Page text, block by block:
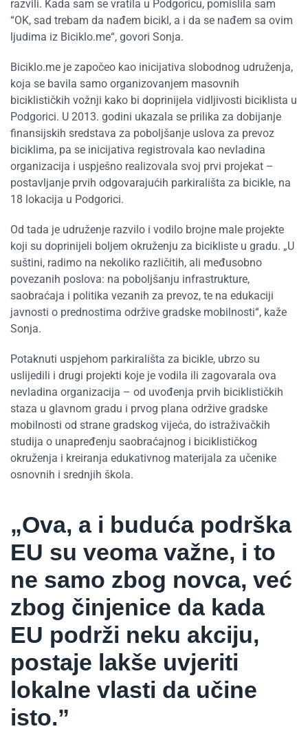
razvili. Kada sam se vratila u Podgoricu, pomislila sam
“OK, sad trebam da nađem bicikl, a i da se nađem sa ovim
ljudima iz Biciklo.me“, govori Sonja.
Biciklo.me je započeo kao inicijativa slobodnog udruženja,
koja se bavila samo organizovanjem masovnih
biciklističkih vožnji kako bi doprinijela vidljivosti biciklista u
Podgorici. U 2013. godini ukazala se prilika za dobijanje
finansijskih sredstava za poboljšanje uslova za prevoz
biciklima, pa se inicijativa registrovala kao nevladina
organizacija i uspješno realizovala svoj prvi projekat –
postavljanje prvih odgovarajućih parkirališta za bicikle, na
18 lokacija u Podgorici.
Od tada je udruženje razvilo i vodilo brojne male projekte
koji su doprinijeli boljem okruženju za bicikliste u gradu. „U
suštini, radimo na nekoliko različitih, ali međusobno
povezanih poslova: na poboljšanju infrastrukture,
saobraćaja i politika vezanih za prevoz, te na edukaciji
javnosti o prednostima održive gradske mobilnosti“, kaže
Sonja.
Potaknuti uspjehom parkirališta za bicikle, ubrzo su
uslijedili i drugi projekti koje je vodila ili zagovarala ova
nevladina organizacija – od uvođenja prvih biciklističkih
staza u glavnom gradu i prvog plana održive gradske
mobilnosti od strane gradskog vijeća, do istraživačkih
studija o unapređenju saobraćajnog i biciklističkog
okruženja i kreiranja edukativnog materijala za učenike
osnovnih i srednjih škola.
„Ova, a i buduća podrška
EU su veoma važne, i to
ne samo zbog novca, već
zbog činjenice da kada
EU podrži neku akciju,
postaje lakše uvjeriti
lokalne vlasti da učine
isto.”